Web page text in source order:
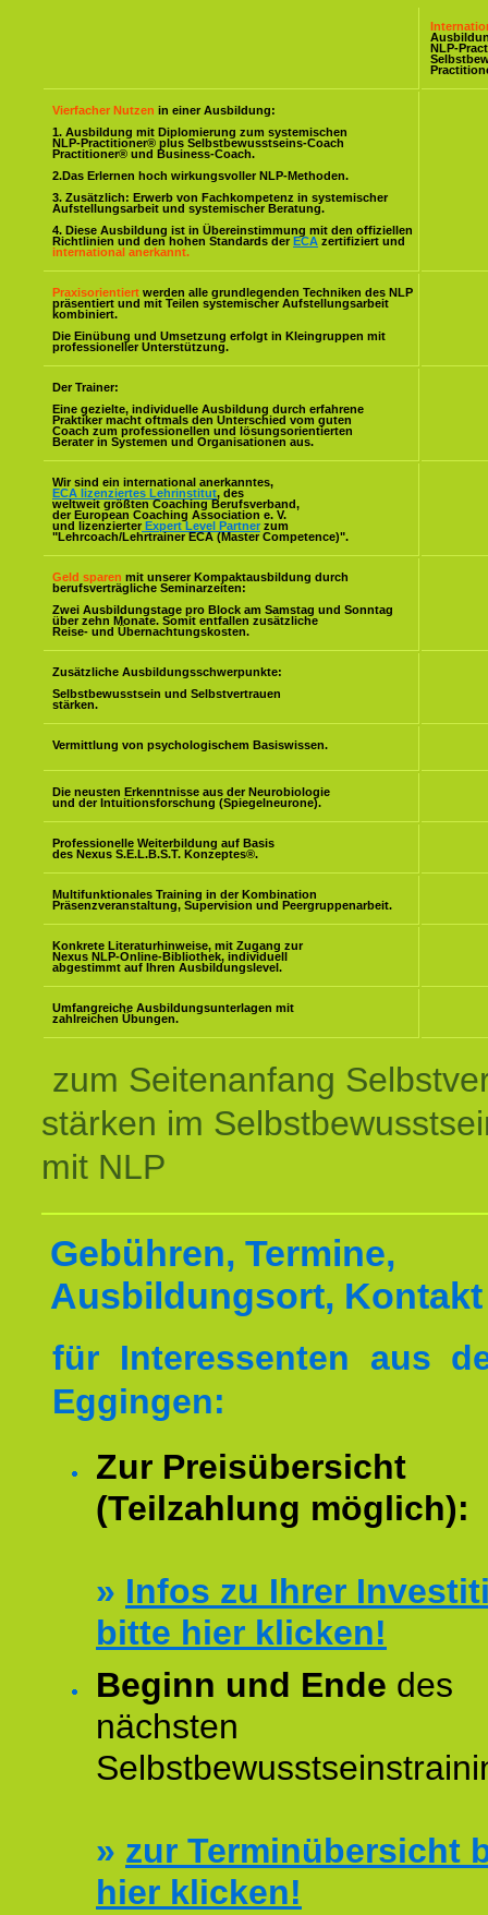
NLP-
Vierfacher Nutzen in einer Ausbildung:
1. Ausbildung mit Diplomierung zum systemischen
NLP-Practitioner® plus Selbstbewusstseins-Coach
Practitioner® und Business-Coach.
2.Das Erlernen hoch wirkungsvoller NLP-Methoden.
3. Zusätzlich: Erwerb von Fachkompetenz in systemischer
Aufstellungsarbeit und systemischer Beratung.
4. Diese Ausbildung ist in Übereinstimmung mit den offiziellen
Richtlinien und den hohen Standards der ECA zertifiziert und
international anerkannt.
Praxisorientiert werden alle grundlegenden Techniken des NLP
präsentiert und mit Teilen systemischer Aufstellungsarbeit
kombiniert.
Die Einübung und Umsetzung erfolgt in Kleingruppen mit
professioneller Unterstützung.
Der Trainer:
Eine gezielte, individuelle Ausbildung durch erfahrene
Praktiker macht oftmals den Unterschied vom guten
Coach zum professionellen und lösungsorientierten
Berater in Systemen und Organisationen aus.
Wir sind ein international anerkanntes,
ECA lizenziertes Lehrinstitut, des
weltweit größten Coaching Berufsverband,
der European Coaching Association e. V.
und lizenzierter Expert Level Partner zum
"Lehrcoach/Lehrtrainer ECA (Master Competence)".
Geld sparen mit unserer Kompaktausbildung durch
berufsverträgliche Seminarzeiten:
Zwei Ausbildungstage pro Block am Samstag und Sonntag
über zehn Monate. Somit entfallen zusätzliche
Reise- und Übernachtungskosten.
Zusätzliche Ausbildungsschwerpunkte:
Selbstbewusstsein und Selbstvertrauen
stärken.
Vermittlung von psychologischem Basiswissen.
Die neusten Erkenntnisse aus der Neurobiologie
und der Intuitionsforschung (Spiegelneurone).
Professionelle Weiterbildung auf Basis
des Nexus S.E.L.B.S.T. Konzeptes®.
Multifunktionales Training in der Kombination
Präsenzveranstaltung, Supervision und Peergruppenarbeit.
Konkrete Literaturhinweise, mit Zugang zur
Nexus NLP-Online-Bibliothek, individuell
abgestimmt auf Ihren Ausbildungslevel.
Umfangreiche Ausbildungsunterlagen mit
zahlreichen Übungen.
zum Seitenanfang
stärken im
mit NLP
Gebühren, Termine,
Ausbildungsort, Kontakt
für Interessenten aus
Eggingen:
Zur Preisübersicht
(Teilzahlung möglich):
» Infos zu Ihrer
bitte hier klicken!
Beginn und Ende des
nächsten
» zur Terminübersicht
hier klicken!